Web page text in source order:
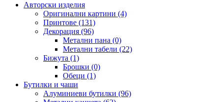
Авторски изделия
Оригинални картини (4)
Принтове (131)
Декорация (96)
Метални пана (0)
Метални табели (22)
Бижута (1)
Брошки (0)
Обеци (1)
Бутилки и чаши
Алуминиеви бутилки (96)